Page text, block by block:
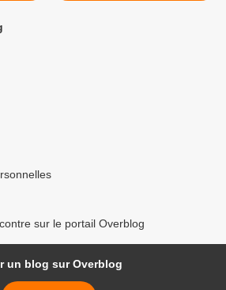
sur le portail Overblog
un blog sur Overblog